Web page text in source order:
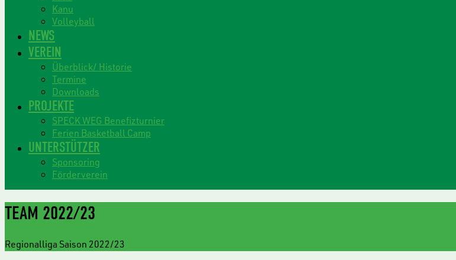
Kanu
Volleyball
NEWS
VEREIN
Überblick/ Historie
Termine
Downloads
PROJEKTE
SPECK WEG Benefizturnier
Ferien Basketball Camp
UNTERSTÜTZER
Sponsoring
Förderverein
TEAM 2022/23
Regionalliga Saison 2022/23